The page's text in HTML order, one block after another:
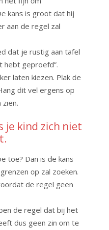
kans is groot dat hij
aan de regel zal
dat je rustig aan tafel
hebt geproefd”.
laten kiezen. Plak de
dit vel ergens op
zien.
je kind zich niet
toe? Dan is de kans
op zal zoeken.
de regel geen
de regel dat bij het
dus geen zin om te